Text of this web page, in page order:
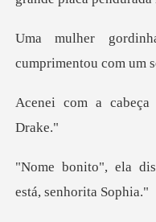
cumprimentou com u